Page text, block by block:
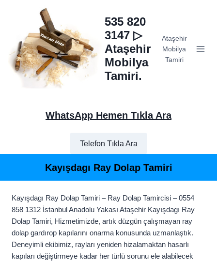
535 820
3147 ▷
Ataşehir
Mobilya
Tamiri.
Ataşehir
Mobilya
Tamiri
WhatsApp Hemen Tıkla Ara
Telefon Tıkla Ara
Kayışdagı Ray Dolap Tamiri
Kayışdagı Ray Dolap Tamiri – Ray Dolap Tamircisi – 0554
858 1312 İstanbul Anadolu Yakası Ataşehir Kayışdagı Ray
Dolap Tamiri, Hizmetimizde, artık düzgün çalışmayan ray
dolap gardırop kapılarını onarma konusunda uzmanlaştık.
Deneyimli ekibimiz, rayları yeniden hizalamaktan hasarlı
kapıları değiştirmeye kadar her türlü sorunu ele alabilecek